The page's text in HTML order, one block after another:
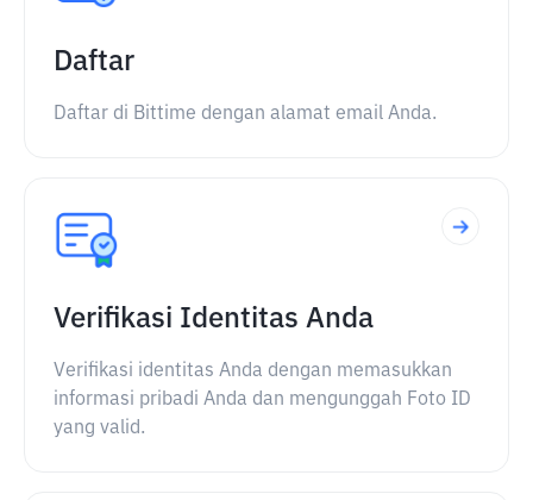
Daftar
Daftar di Bittime dengan alamat email Anda.
Verifikasi Identitas Anda
Verifikasi identitas Anda dengan memasukkan
informasi pribadi Anda dan mengunggah Foto ID
yang valid.